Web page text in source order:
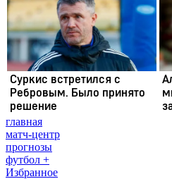
главная
матч-центр
прогнозы
футбол +
Избранное